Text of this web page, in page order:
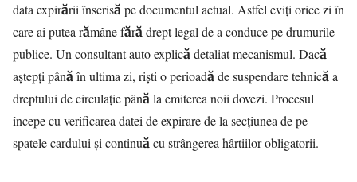
data expirării înscrisă pe documentul actual. Astfel eviți orice zi în
care ai putea rămâne fără drept legal de a conduce pe drumurile
publice. Un consultant auto explică detaliat mecanismul. Dacă
aștepți până în ultima zi, riști o perioadă de suspendare tehnică a
dreptului de circulație până la emiterea noii dovezi. Procesul
începe cu verificarea datei de expirare de la secțiunea de pe
spatele cardului și continuă cu strângerea hârtiilor obligatorii.